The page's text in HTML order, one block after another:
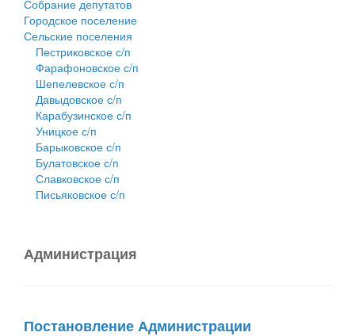
Собрание депутатов
Городское поселение
Сельские поселения
Пестриковское с/п
Фарафоновское с/п
Шепелевское с/п
Давыдовское с/п
Карабузинское с/п
Уницкое с/п
Барыковское с/п
Булатовское с/п
Славковское с/п
Письяковское с/п
Администрация
Постановление Администрации